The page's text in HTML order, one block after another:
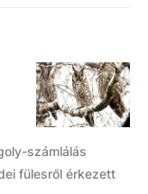
számlálás
fülesről érkezett